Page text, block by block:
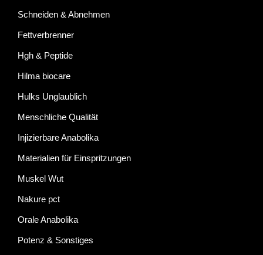
Schneiden & Abnehmen
Fettverbrenner
Hgh & Peptide
Hilma biocare
Hulks Unglaublich
Menschliche Qualität
Injizierbare Anabolika
Materialien für Einspritzungen
Muskel Wut
Nakure pct
Orale Anabolika
Potenz & Sonstiges